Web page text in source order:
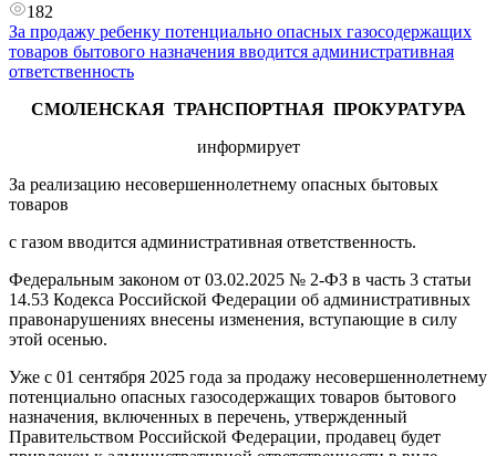
182
За продажу ребенку потенциально опасных газосодержащих
товаров бытового назначения вводится административная
ответственность
СМОЛЕНСКАЯ ТРАНСПОРТНАЯ ПРОКУРАТУРА
информирует
За реализацию несовершеннолетнему опасных бытовых
товаров
с газом вводится административная ответственность.
Федеральным законом от 03.02.2025 № 2-ФЗ в часть 3 статьи
14.53 Кодекса Российской Федерации об административных
правонарушениях внесены изменения, вступающие в силу
этой осенью.
Уже с 01 сентября 2025 года за продажу несовершеннолетнему
потенциально опасных газосодержащих товаров бытового
назначения, включенных в перечень, утвержденный
Правительством Российской Федерации, продавец будет